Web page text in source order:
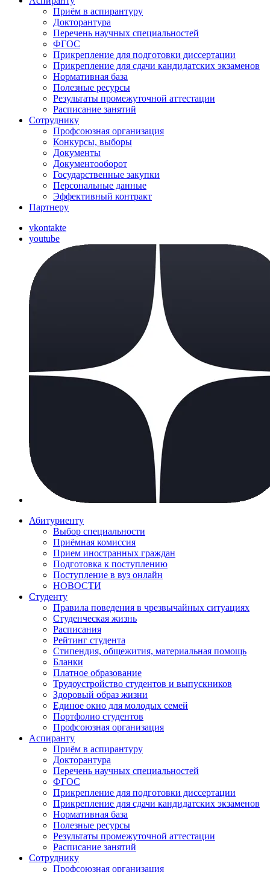
Приём в аспирантуру
Докторантура
Перечень научных специальностей
ФГОС
Прикрепление для подготовки диссертации
Прикрепление для сдачи кандидатских экзаменов
Нормативная база
Полезные ресурсы
Результаты промежуточной аттестации
Расписание занятий
Сотруднику
Профсоюзная организация
Конкурсы, выборы
Документы
Документооборот
Государственные закупки
Персональные данные
Эффективный контракт
Партнеру
vkontakte
youtube
Абитуриенту
Выбор специальности
Приёмная комиссия
Прием иностранных граждан
Подготовка к поступлению
Поступление в вуз онлайн
НОВОСТИ
Студенту
Правила поведения в чрезвычайных ситуациях
Студенческая жизнь
Расписания
Рейтинг студента
Стипендия, общежития, материальная помощь
Бланки
Платное образование
Трудоустройство студентов и выпускников
Здоровый образ жизни
Единое окно для молодых семей
Портфолио студентов
Профсоюзная организация
Аспиранту
Приём в аспирантуру
Докторантура
Перечень научных специальностей
ФГОС
Прикрепление для подготовки диссертации
Прикрепление для сдачи кандидатских экзаменов
Нормативная база
Полезные ресурсы
Результаты промежуточной аттестации
Расписание занятий
Сотруднику
Профсоюзная организация